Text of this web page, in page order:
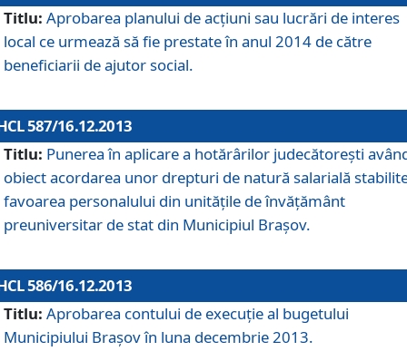
Titlu: Aprobarea planului de acţiuni sau lucrări de interes
local ce urmează să fie prestate în anul 2014 de către
beneficiarii de ajutor social.
587/16.12.2013
Titlu: Punerea în aplicare a hotărârilor judecătoreşti
obiect acordarea unor drepturi de natură salarială
favoarea personalului din unităţile de învăţământ
preuniversitar de stat din Municipiul Braşov.
586/16.12.2013
Titlu: Aprobarea contului de execuţie al bugetului
Municipiului Braşov în luna decembrie 2013.